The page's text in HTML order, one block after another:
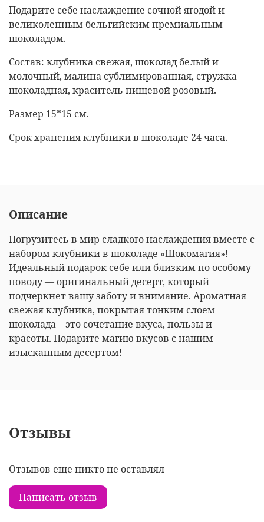
Подарите себе наслаждение сочной ягодой и
великолепным бельгийским премиальным
шоколадом.
Состав: клубника свежая, шоколад белый и
молочный, малина сублимированная, стружка
шоколадная, краситель пищевой розовый.
Размер 15*15 см.
Срок хранения клубники в шоколаде 24 часа.
Описание
Погрузитесь в мир сладкого наслаждения вместе с
набором клубники в шоколаде «Шокомагия»!
Идеальный подарок себе или близким по особому
поводу — оригинальный десерт, который
подчеркнет вашу заботу и внимание. Ароматная
свежая клубника, покрытая тонким слоем
шоколада – это сочетание вкуса, пользы и
красоты. Подарите магию вкусов с нашим
изысканным десертом!
Отзывы
Отзывов еще никто не оставлял
Написать отзыв